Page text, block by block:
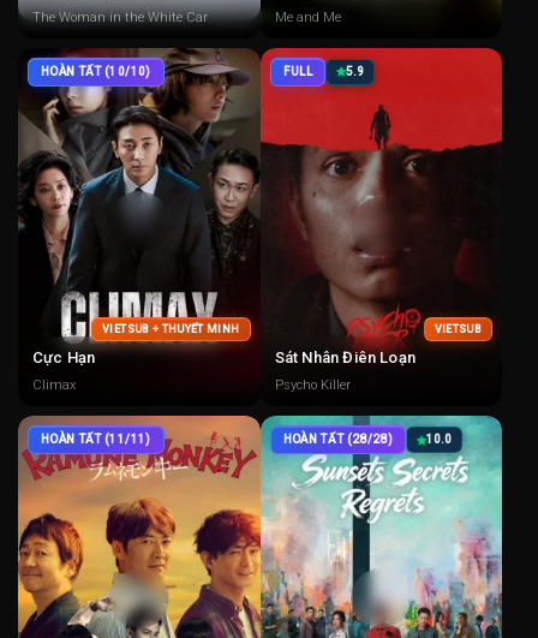
The Woman in the White Car Me and Me
HOÀN TẤT (10/10)
VIETSUB + THUYẾT MINH
Cực Hạn
Climax
FULL 5.9
VIETSUB
Sát Nhân Điên Loạn
Psycho Killer
HOÀN TẤT (11/11) HOÀN TẤT (28/28) 10.0